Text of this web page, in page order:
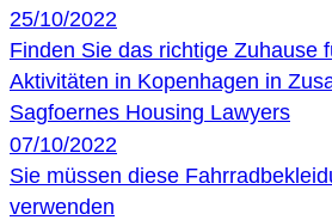
25/10/2022
Finden Sie das richtige Zuhause
Aktivitäten in Kopenhagen in
Sagfoernes Housing Lawyers
07/10/2022
Sie müssen diese
verwenden